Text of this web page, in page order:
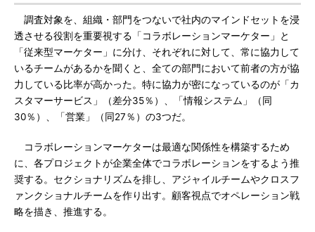
調査対象を、組織・部門をつないで社内のマインドセットを浸
透させる役割を重要視する「コラボレーションマーケター」と
「従来型マーケター」に分け、それぞれに対して、常に協力して
いるチームがあるかを聞くと、全ての部門において前者の方が協
力している比率が高かった。特に協力が密になっているのが「カ
スタマーサービス」（差分35％）、「情報システム」（同
30％）、「営業」（同27％）の3つだ。
コラボレーションマーケターは最適な関係性を構築するため
に、各プロジェクトが企業全体でコラボレーションをするよう推
奨する。セクショナリズムを排し、アジャイルチームやクロスフ
ァンクショナルチームを作り出す。顧客視点でオペレーション戦
略を描き、推進する。